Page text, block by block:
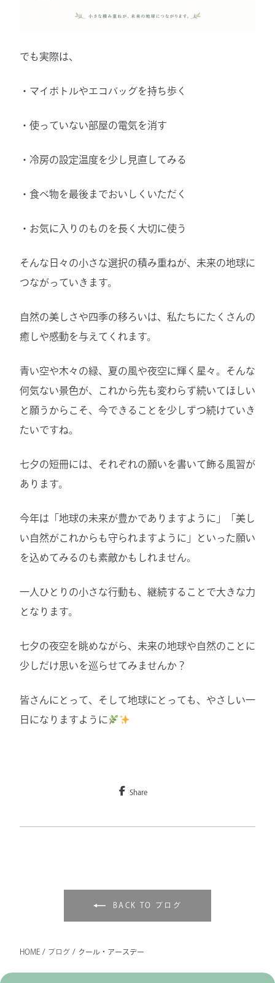
でも実際は、
・マイボトルやエコバッグを持ち歩く
・使っていない部屋の電気を消す
・冷房の設定温度を少し見直してみる
・食べ物を最後までおいしくいただく
・お気に入りのものを長く大切に使う
そんな日々の小さな選択の積み重ねが、未来の地球に
つながっていきます。
自然の美しさや四季の移ろいは、私たちにたくさんの
癒しや感動を与えてくれます。
青い空や木々の緑、夏の風や夜空に輝く星々。そんな
何気ない景色が、これから先も変わらず続いてほしい
と願うからこそ、今できることを少しずつ続けていき
たいですね。
七夕の短冊には、それぞれの願いを書いて飾る風習が
あります。
今年は「地球の未来が豊かでありますように」「美し
い自然がこれからも守られますように」といった願い
を込めてみるのも素敵かもしれません。
一人ひとりの小さな行動も、継続することで大きな力
となります。
七夕の夜空を眺めながら、未来の地球や自然のことに
少しだけ思いを巡らせてみませんか？
皆さんにとって、そして地球にとっても、やさしい一
日になりますように
Share
BACK TO ブログ
HOME / ブログ / クール・アースデー